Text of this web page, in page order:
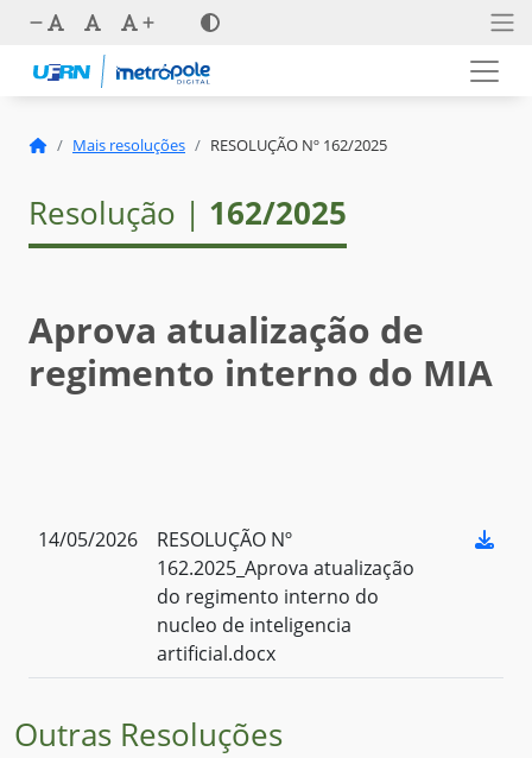
Mais resoluções RESOLUÇÃO Nº 162/2025
Resolução | 162/2025
Aprova atualização de
regimento interno do MIA
14/05/2026
RESOLUÇÃO Nº
162.2025_Aprova atualização
do regimento interno do
nucleo de inteligencia
artificial.docx
Outras Resoluções